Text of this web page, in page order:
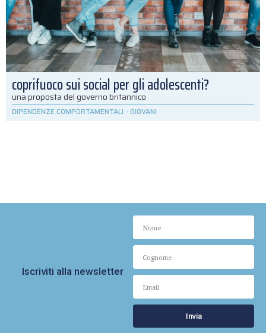
coprifuoco sui social per gli adolescenti?
una proposta del governo britannico
DIPENDENZE COMPORTAMENTALI - GIOVANI
Iscriviti alla newsletter
Invia